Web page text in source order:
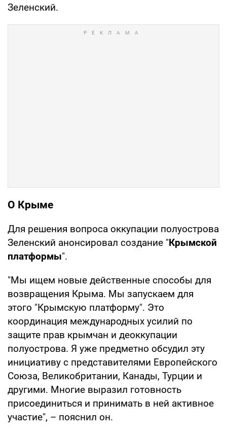
Зеленский.
О Крыме
Для решения вопроса оккупации полуострова
Зеленский анонсировал создание "Крымской
платформы".
"Мы ищем новые действенные способы для
возвращения Крыма. Мы запускаем для
этого "Крымскую платформу". Это
координация международных усилий по
защите прав крымчан и деоккупации
полуострова. Я уже предметно обсудил эту
инициативу с представителями Европейского
Союза, Великобритании, Канады, Турции и
другими. Многие выразил готовность
присоединиться и принимать в ней активное
участие", – пояснил он.